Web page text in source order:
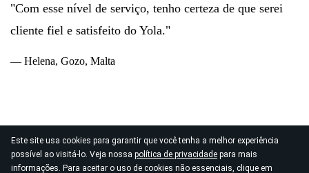
Este site usa cookies para garantir que você tenha a melhor experiência
possível ao visitá-lo. Veja nossa política de privacidade para mais
informações. Para aceitar o uso de cookies não essenciais, clique em
"Com esse nível de serviço, tenho certeza de que serei
cliente fiel e satisfeito do Yola."
— Helena, Gozo, Malta
© 2026
Direitos autorais Yola Inc. Todos os direitos reservados.